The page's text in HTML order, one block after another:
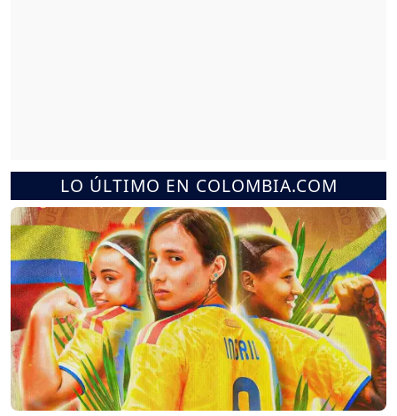
LO ÚLTIMO EN COLOMBIA.COM